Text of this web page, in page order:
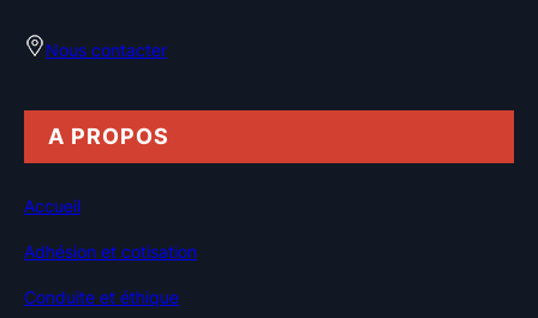
Nous contacter
A PROPOS
Accueil
Adhésion et cotisation
Conduite et éthique